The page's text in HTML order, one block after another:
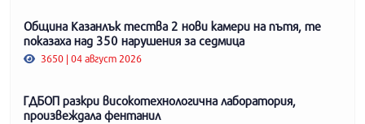
Община Казанлък тества 2 нови камери на пътя, те
показаха над 350 нарушения за седмица
3650 | 04 август 2026
ГДБОП разкри високотехнологична лаборатория,
произвеждала фентанил